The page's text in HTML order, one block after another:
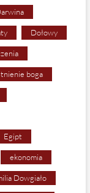
Dołowy
boga
Egipt
ekonomia
Dowgiało